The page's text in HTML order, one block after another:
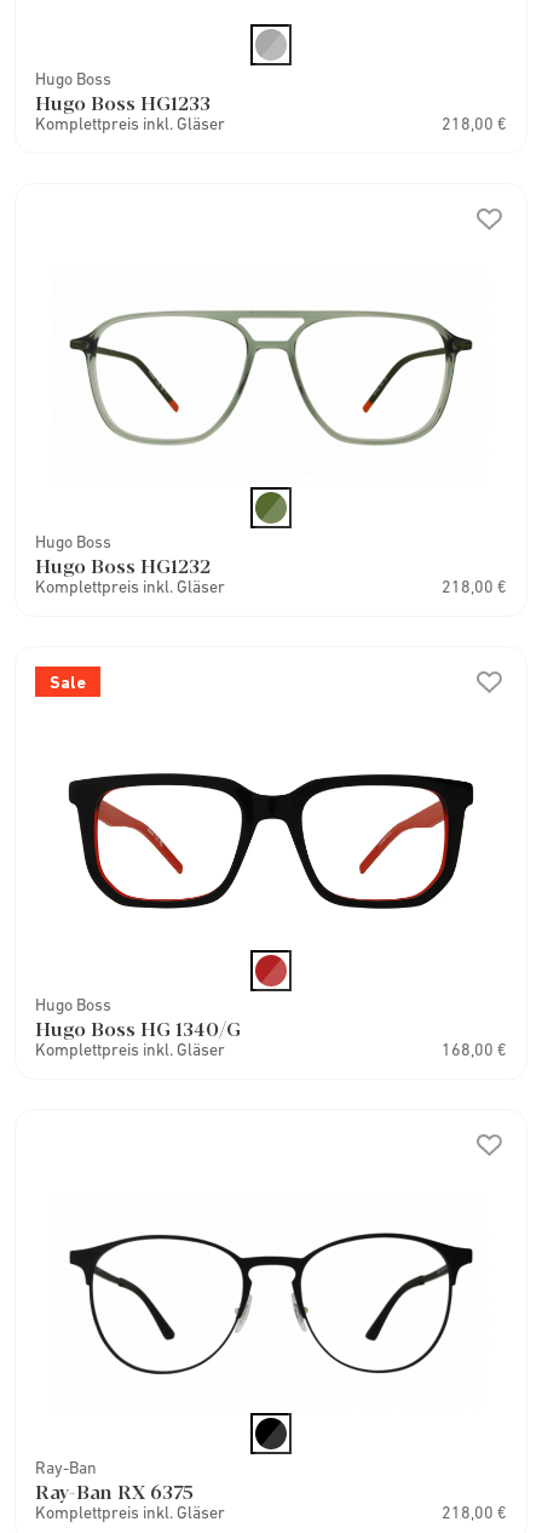
Hugo Boss
Hugo Boss HG1233
Komplettpreis inkl. Gläser 218,00 €
Hugo Boss
Hugo Boss HG1232
Komplettpreis inkl. Gläser 218,00 €
Sale
Hugo Boss
Hugo Boss HG 1340/G
Komplettpreis inkl. Gläser 168,00 €
Ray-Ban
Ray-Ban RX 6375
Komplettpreis inkl. Gläser 218,00 €